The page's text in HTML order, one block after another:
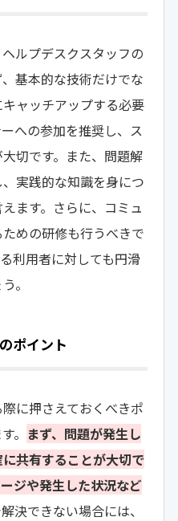
ルプデスクスタッフの
基本的な技術だけでな
ャッチアップする必要
への参加を推奨し、ス
切です。また、問題解
実践的な知識を身につ
ます。さらに、コミュ
めの研修も行うべきで
利用者に対しても円滑
。
ポイント
に押さえておくべきポ
。 まず、問題が発生し
共有することが大切で
ジや発生した状況など
決できない場合には、